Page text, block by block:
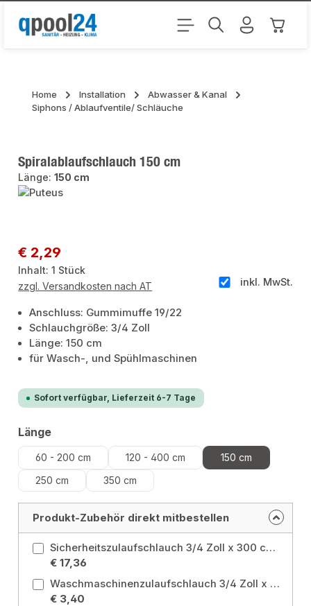
Zum Hauptinhalt springen
Home Installation
Abwasser & Kanal
Siphons / Ablaufventile/ Schläuche
Spiralablaufschlauch 150 cm
Länge:150 cm
Regulärer Preis:
€ 2,29
Inhalt:1 Stück
inkl. MwSt.
zzgl. Versandkosten nach AT
Anschluss: Gummimuffe 19/22
Schlauchgröße: 3/4 Zoll
Länge: 150 cm
für Wasch-, und Spühlmaschinen
Sofort verfügbar, Lieferzeit 6-7 Tage
Längeauswählen
60 - 200 cm 120 - 400 cm
150 cm
250 cm
350 cm
Produkt-Zubehör direkt mitbestellen
Sicherheitszulaufschlauch 3/4 Zoll x 300 cm Länge: 300 cm
€ 17,36
Waschmaschinenzulaufschlauch 3/4 Zoll x 200 cm Länge: 200 cm
€ 3,40